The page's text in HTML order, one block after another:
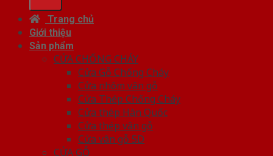
Trang chủ
Giới thiệu
Sản phẩm
CỬA CHỐNG CHÁY
Cửa Gỗ Chống Cháy
Cửa nhôm vân gỗ
Cửa Thép Chống Cháy
Cửa thép Hàn Quốc
Cửa thép vân gỗ
Cửa vân gỗ 5D
CỬA GỖ